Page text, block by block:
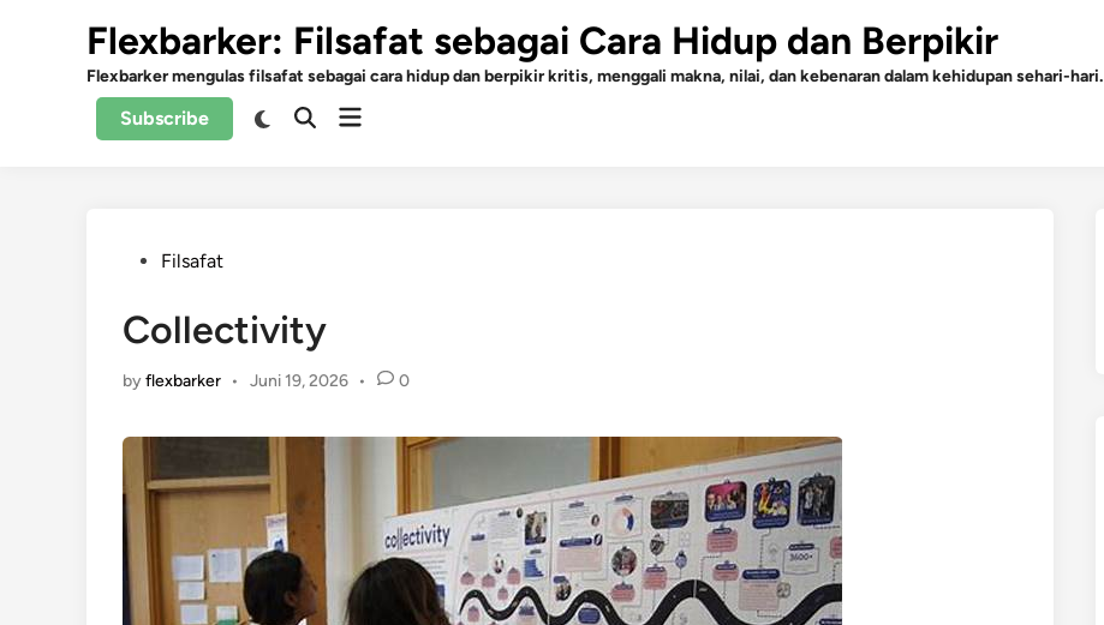
Flexbarker: Filsafat sebagai Cara Hidup dan Berpikir
Flexbarker mengulas filsafat sebagai cara hidup dan berpikir kritis, menggali makna, nilai, dan kebenaran dalam kehidupan sehari-hari.
Subscribe
SwitchOpenOpen
PostedFilsafat
Collectivity
byflexbarker • Juni 19, 2026 • 0